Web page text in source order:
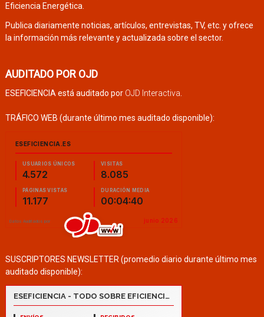
Eficiencia Energética.
Publica diariamente noticias, artículos, entrevistas, TV, etc. y ofrece
la información más relevante y actualizada sobre el sector.
AUDITADO POR OJD
ESEFICIENCIA está auditado por OJD Interactiva
TRÁFICO WEB (durante último mes auditado disponible):
SUSCRIPTORES NEWSLETTER (promedio diario durante último mes
auditado disponible):